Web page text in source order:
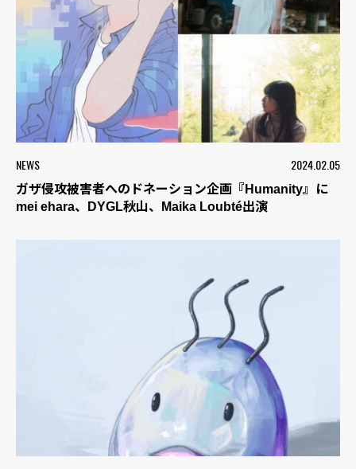
NEWS 2024.02.05
ガザ侵攻被害者へのドネーション企画『Humanity』に
mei ehara、DYGL秋山、Maika Loubté出演